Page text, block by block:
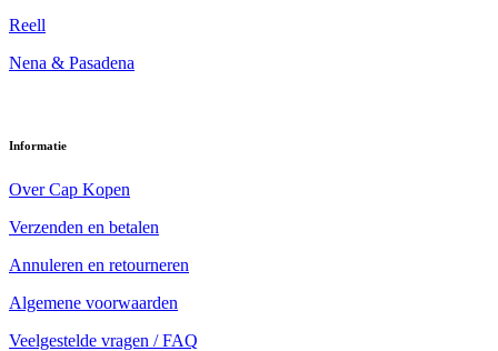
Reell
Nena & Pasadena
Informatie
Over Cap Kopen
Verzenden en betalen
Annuleren en retourneren
Algemene voorwaarden
Veelgestelde vragen / FAQ